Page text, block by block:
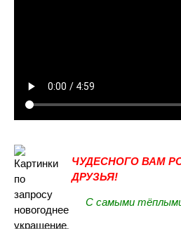
ЧУДЕСНОГО ВАМ
ДРУЗЬЯ!
С самыми тёплыми